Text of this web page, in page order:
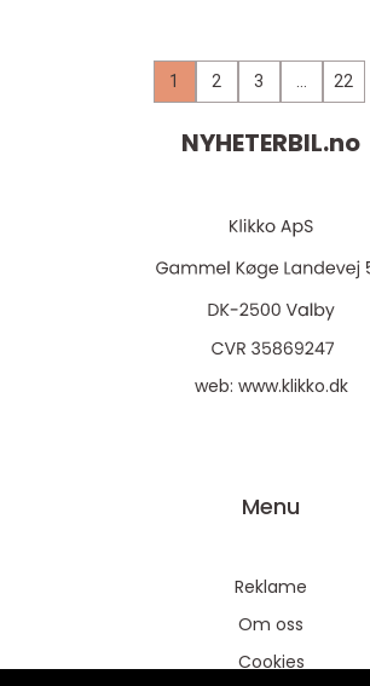
1 2 3 22
NYHETERBIL.no
web: www.klikko.dk
Menu
Reklame
Om oss
Cookies